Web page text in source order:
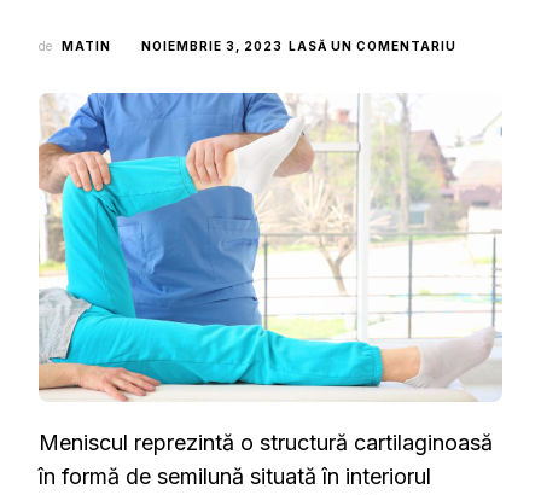
de MATIN NOIEMBRIE 3, 2023 LASĂ UN COMENTARIU
LEZIUNE
Meniscul reprezintă o structură cartilaginoasă
în formă de semilună situată în interiorul